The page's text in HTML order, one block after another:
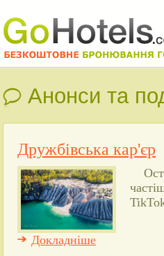
Анонси та
Дружбівська кар'єр
Докладніше